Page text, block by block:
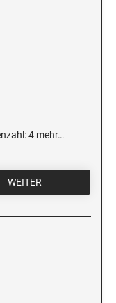
4 mehr…